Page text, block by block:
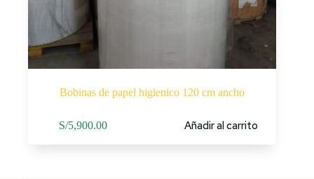
Bobinas de papel higienico 120 cm ancho
S/5,900.00 Añadir al carrito